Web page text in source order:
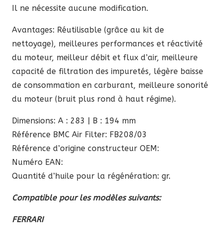
Il ne nécessite aucune modification.
Avantages: Réutilisable (grâce au kit de
nettoyage), meilleures performances et réactivité
du moteur, meilleur débit et flux d’air, meilleure
capacité de filtration des impuretés, légère baisse
de consommation en carburant, meilleure sonorité
du moteur (bruit plus rond à haut régime).
Dimensions: A : 283 | B : 194 mm
Référence BMC Air Filter: FB208/03
Référence d’origine constructeur OEM:
Numéro EAN:
Quantité d’huile pour la régénération: gr.
Compatible pour les modèles suivants:
FERRARI